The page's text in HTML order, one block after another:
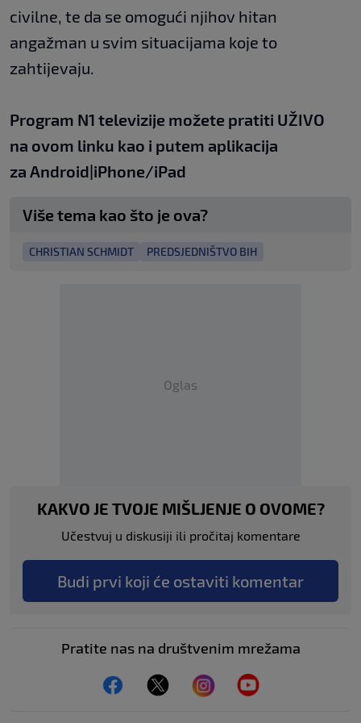
civilne, te da se omogući njihov hitan
angažman u svim situacijama koje to
zahtijevaju.
Program N1 televizije možete pratiti UŽIVO
na ovom linku kao i putem aplikacija
za Android|iPhone/iPad
Više tema kao što je ova?
CHRISTIAN SCHMIDT PREDSJEDNIŠTVO BIH
Oglas
KAKVO JE TVOJE MIŠLJENJE O OVOME?
Učestvuj u diskusiji ili pročitaj komentare
Budi prvi koji će ostaviti komentar
Pratite nas na društvenim mrežama